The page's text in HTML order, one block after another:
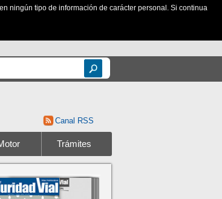
ningún tipo de información de carácter personal. Si continua
Canal RSS
Trámites